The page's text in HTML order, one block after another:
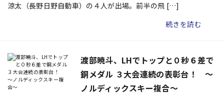
涼太（長野日野自動車）の４人が出場。前半の飛 […]
続きを読む
渡部暁斗、LHでトップと０秒６差で
銅メダル ３大会連続の表彰台！ ～
ノルディックスキー複合～